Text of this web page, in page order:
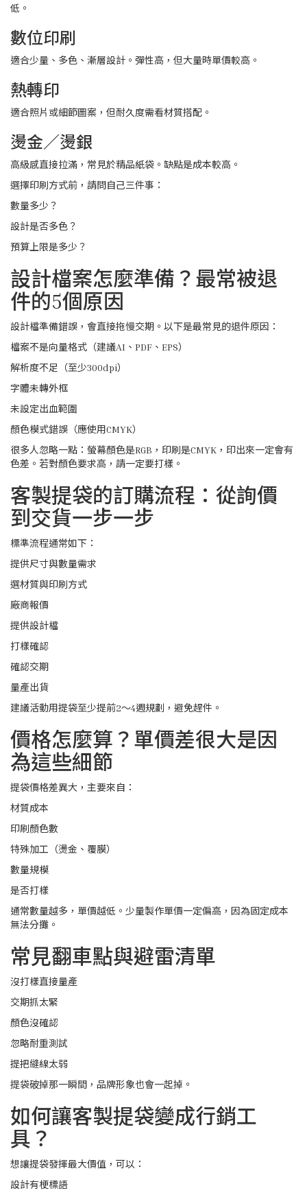
低。
數位印刷
適合少量、多色、漸層設計。彈性高，但大量時單價較高。
熱轉印
適合照片或細節圖案，但耐久度需看材質搭配。
燙金／燙銀
高級感直接拉滿，常見於精品紙袋。缺點是成本較高。
選擇印刷方式前，請問自己三件事：
數量多少？
設計是否多色？
預算上限是多少？
設計檔案怎麼準備？最常被退
件的5個原因
設計檔準備錯誤，會直接拖慢交期。以下是最常見的退件原因：
檔案不是向量格式（建議AI、PDF、EPS）
解析度不足（至少300dpi）
字體未轉外框
未設定出血範圍
顏色模式錯誤（應使用CMYK）
很多人忽略一點：螢幕顏色是RGB，印刷是CMYK，印出來一定會有
色差。若對顏色要求高，請一定要打樣。
客製提袋的訂購流程：從詢價
到交貨一步一步
標準流程通常如下：
提供尺寸與數量需求
選材質與印刷方式
廠商報價
提供設計檔
打樣確認
確認交期
量產出貨
建議活動用提袋至少提前2～4週規劃，避免趕件。
價格怎麼算？單價差很大是因
為這些細節
提袋價格差異大，主要來自：
材質成本
印刷顏色數
特殊加工（燙金、覆膜）
數量規模
是否打樣
通常數量越多，單價越低。少量製作單價一定偏高，因為固定成本
無法分攤。
常見翻車點與避雷清單
沒打樣直接量產
交期抓太緊
顏色沒確認
忽略耐重測試
提把縫線太弱
提袋破掉那一瞬間，品牌形象也會一起掉。
如何讓客製提袋變成行銷工
具？
想讓提袋發揮最大價值，可以：
設計有梗標語